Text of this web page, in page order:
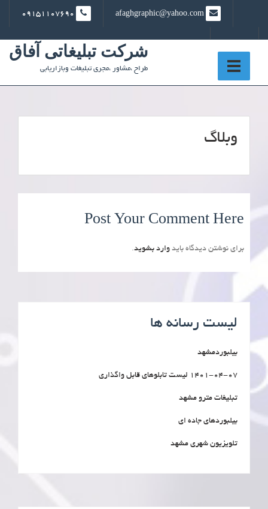
content
شرکت تبلیغاتی آفاق
طراح ،مشاور ،مجری تبلیغات وبازاریابی
وبلاگ
Post Your Comment Here
برای نوشتن دیدگاه باید وارد بشوید.
لیست رسانه ها
بیلبوردمشهد
1401-04-07 لیست تابلوهای قابل واگذاری
تبلیغات مترو مشهد
بیلبوردهای جاده ای
تلویزیون شهری مشهد